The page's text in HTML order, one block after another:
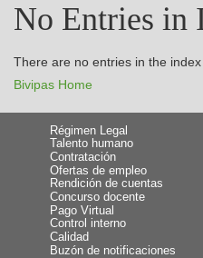
No Entries in
There are no entries in the index
Bivipas Home
Régimen Legal
Talento humano
Contratación
Ofertas de empleo
Rendición de cuentas
Concurso docente
Pago Virtual
Control interno
Calidad
Buzón de notificaciones